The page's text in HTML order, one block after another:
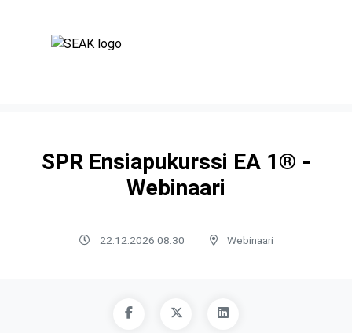
SPR Ensiapukurssi EA 1® -
Webinaari
22.12.2026 08:30 Webinaari